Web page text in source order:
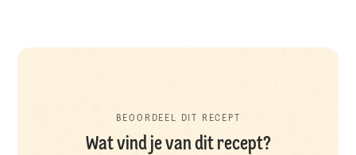
BEOORDEEL DIT RECEPT
Wat vind je van dit recept?